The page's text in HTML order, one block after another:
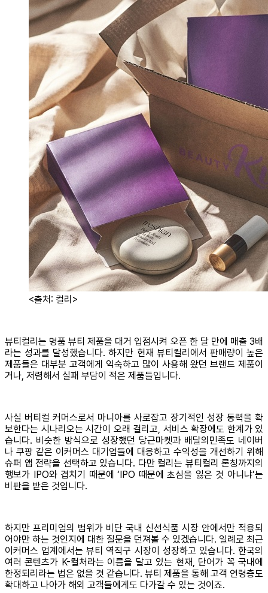
<출처: 컬리>
뷰티컬리는 명품 뷰티 제품을 대거 입점시켜 오픈 한 달 만에 매출 3배
라는 성과를 달성했습니다. 하지만 현재 뷰티컬리에서 판매량이 높은
제품들은 대부분 고객에게 익숙하고 많이 사용해 왔던 브랜드 제품이
거나, 저렴해서 실패 부담이 적은 제품들입니다.
사실 버티컬 커머스로서 마니아를 사로잡고 장기적인 성장 동력을 확
보한다는 시나리오는 시간이 오래 걸리고, 서비스 확장에도 한계가 있
습니다. 비슷한 방식으로 성장했던 당근마켓과 배달의민족도 네이버
나 쿠팡 같은 이커머스 대기업들에 대응하고 수익성을 개선하기 위해
슈퍼 앱 전략을 선택하고 있습니다. 다만 컬리는 뷰티컬리 론칭까지의
행보가 IPO와 겹치기 때문에 ‘IPO 때문에 초심을 잃은 것 아니냐’는
비판을 받은 것입니다.
하지만 프리미엄의 범위가 비단 국내 신선식품 시장 안에서만 적용되
어야만 하는 것인지에 대한 질문을 던져볼 수 있겠습니다. 일례로 최근
이커머스 업계에서는 뷰티 역직구 시장이 성장하고 있습니다. 한국의
여러 콘텐츠가 K-컬처라는 이름을 달고 있는 현재, 단어가 꼭 국내에
한정되리라는 법은 없을 것 같습니다. 뷰티 제품을 통해 고객 연령층도
확대하고 나아가 해외 고객들에게도 다가갈 수 있는 것이죠.